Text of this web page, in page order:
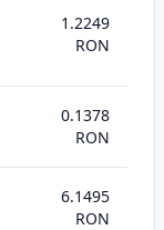
1.2249
RON
0.1378
RON
6.1495
RON